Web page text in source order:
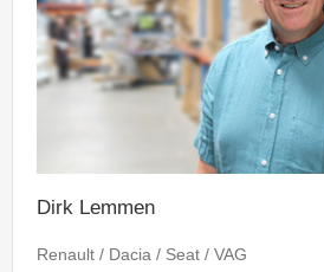
Dirk Lemmen
Renault / Dacia / Seat / VAG